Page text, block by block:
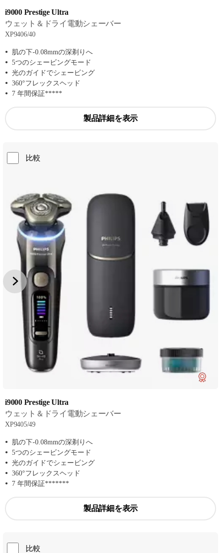
i9000 Prestige Ultra
ウェット＆ドライ電動シェーバー
XP9406/40
肌の下-0.08mmの深剃りへ
5つのシェービングモード
光のガイドでシェービング
360°フレックスヘッド
7 年間保証*****
製品詳細を表示
比較
i9000 Prestige Ultra
ウェット＆ドライ電動シェーバー
XP9405/49
肌の下-0.08mmの深剃りへ
5つのシェービングモード
光のガイドでシェービング
360°フレックスヘッド
7 年間保証*******
製品詳細を表示
比較